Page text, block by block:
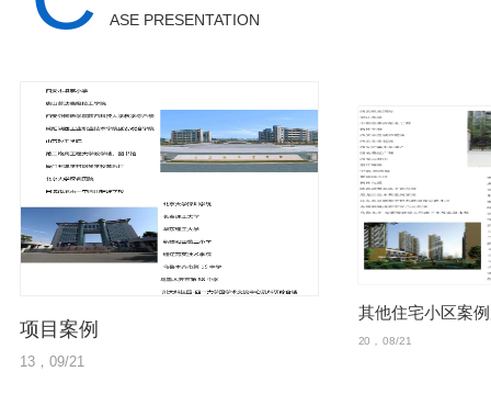
任-盏一路或某自定义ASE PRESENTATION
项目案例
13，09/21
其他住宅小区案
20，08/21